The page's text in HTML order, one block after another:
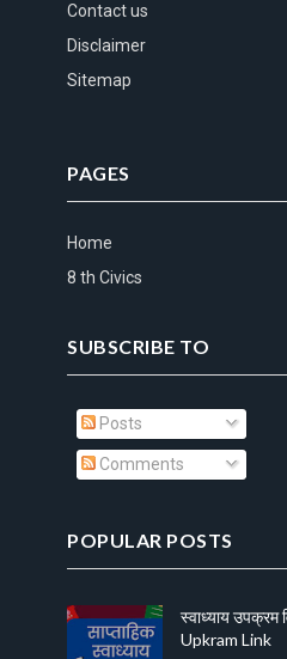
Contact us
Disclaimer
Sitemap
PAGES
Home
8 th Civics
SUBSCRIBE TO
Posts
Comments
POPULAR POSTS
स्वाध्याय उपक्रम
Upkram Link